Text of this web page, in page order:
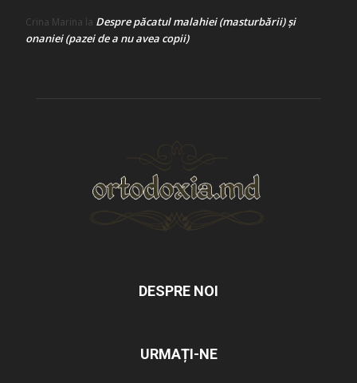
Crina Marina la Despre păcatul malahiei (masturbării) şi
onaniei (pazei de a nu avea copii)
DESPRE NOI
URMAȚI-NE